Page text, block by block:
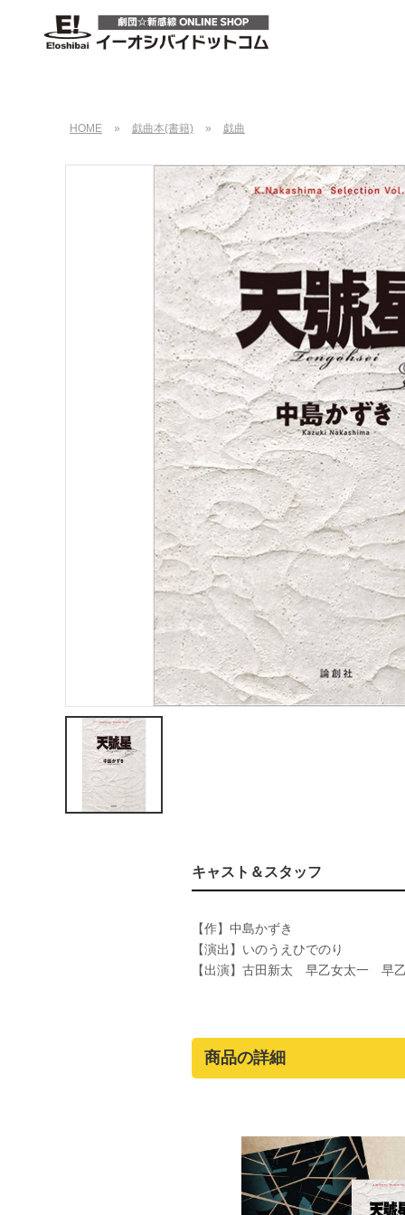
HOME » 戯曲本(書籍) » 戯曲
キャスト＆スタッフ
【作】中島かずき
【演出】いのうえひでのり
【出演】古田新太 早乙女太一
商品の詳細